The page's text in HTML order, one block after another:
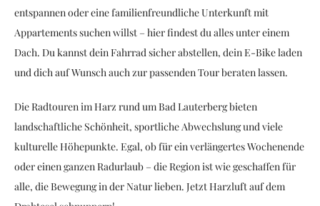
entspannen oder eine familienfreundliche Unterkunft mit
Appartements suchen willst – hier findest du alles unter einem
Dach. Du kannst dein Fahrrad sicher abstellen, dein E-Bike laden
und dich auf Wunsch auch zur passenden Tour beraten lassen.
Die Radtouren im Harz rund um Bad Lauterberg bieten
landschaftliche Schönheit, sportliche Abwechslung und viele
kulturelle Höhepunkte. Egal, ob für ein verlängertes Wochenende
oder einen ganzen Radurlaub – die Region ist wie geschaffen für
alle, die Bewegung in der Natur lieben. Jetzt Harzluft auf dem